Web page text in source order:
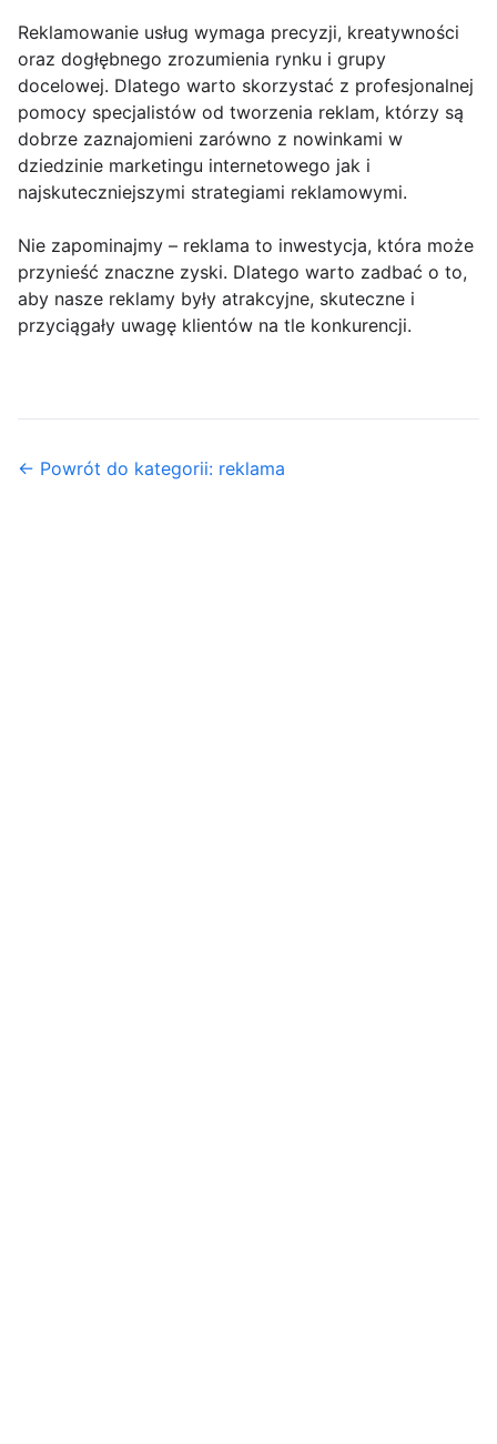
Reklamowanie usług wymaga precyzji, kreatywności
oraz dogłębnego zrozumienia rynku i grupy
docelowej. Dlatego warto skorzystać z profesjonalnej
pomocy specjalistów od tworzenia reklam, którzy są
dobrze zaznajomieni zarówno z nowinkami w
dziedzinie marketingu internetowego jak i
najskuteczniejszymi strategiami reklamowymi.
Nie zapominajmy – reklama to inwestycja, która może
przynieść znaczne zyski. Dlatego warto zadbać o to,
aby nasze reklamy były atrakcyjne, skuteczne i
przyciągały uwagę klientów na tle konkurencji.
← Powrót do kategorii: reklama